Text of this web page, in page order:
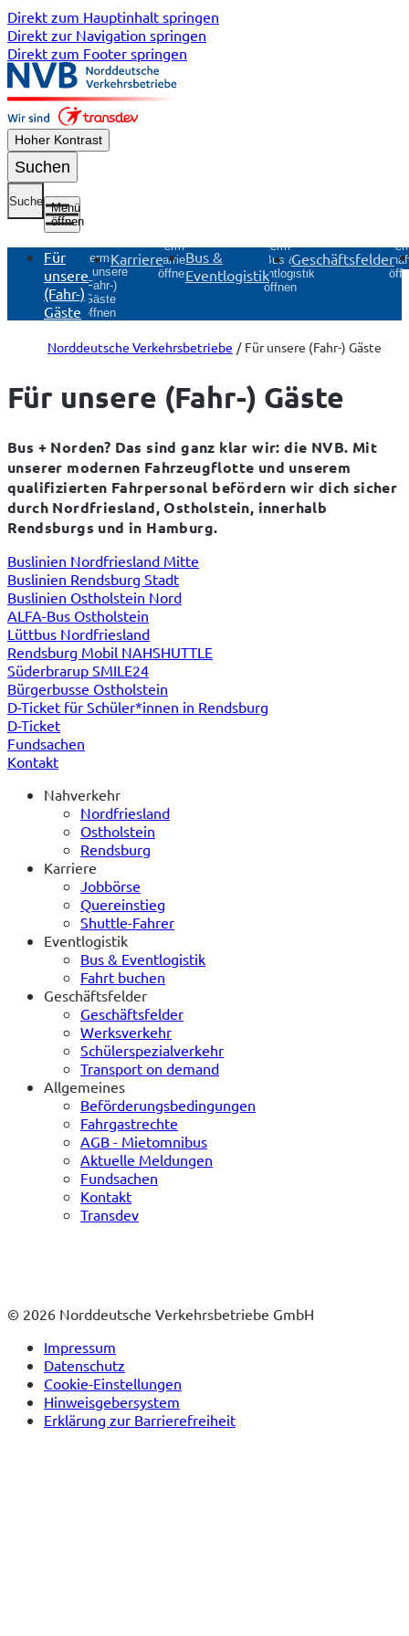
Direkt zum Hauptinhalt springen
Direkt zur Navigation springen
Direkt zum Footer springen
Hoher Kontrast
Suchen
Suche
Menü
öffnen
Für
unsere
(Fahr-)
Gäste
Untermenü
Für unsere
(Fahr-)
Gäste
öffnen
Karriere
Untermenü
Karriere
öffnen
Bus &
Eventlogistik
Untermenü
Bus &
Eventlogistik
öffnen
Geschäftsfelder
Norddeutsche Verkehrsbetriebe Für unsere (Fahr-) Gäste
Für unsere (Fahr-) Gäste
Bus + Norden? Das sind ganz klar wir: die NVB. Mit
unserer modernen Fahrzeugflotte und unserem
qualifizierten Fahrpersonal befördern wir dich sicher
durch Nordfriesland, Ostholstein, innerhalb
Rendsburgs und in Hamburg.
Buslinien Nordfriesland Mitte
Buslinien Rendsburg Stadt
Buslinien Ostholstein Nord
ALFA-Bus Ostholstein
Lüttbus Nordfriesland
Rendsburg Mobil NAHSHUTTLE
Süderbrarup SMILE24
Bürgerbusse Ostholstein
D-Ticket für Schüler*innen in Rendsburg
D-Ticket
Fundsachen
Kontakt
Nahverkehr
Nordfriesland
Ostholstein
Rendsburg
Karriere
Jobbörse
Quereinstieg
Shuttle-Fahrer
Eventlogistik
Bus & Eventlogistik
Fahrt buchen
Geschäftsfelder
Geschäftsfelder
Werksverkehr
Schülerspezialverkehr
Transport on demand
Allgemeines
Beförderungsbedingungen
Fahrgastrechte
AGB - Mietomnibus
Aktuelle Meldungen
Fundsachen
Kontakt
Transdev
© 2026 Norddeutsche Verkehrsbetriebe GmbH
Impressum
Datenschutz
Cookie-Einstellungen
Hinweisgebersystem
Erklärung zur Barrierefreiheit